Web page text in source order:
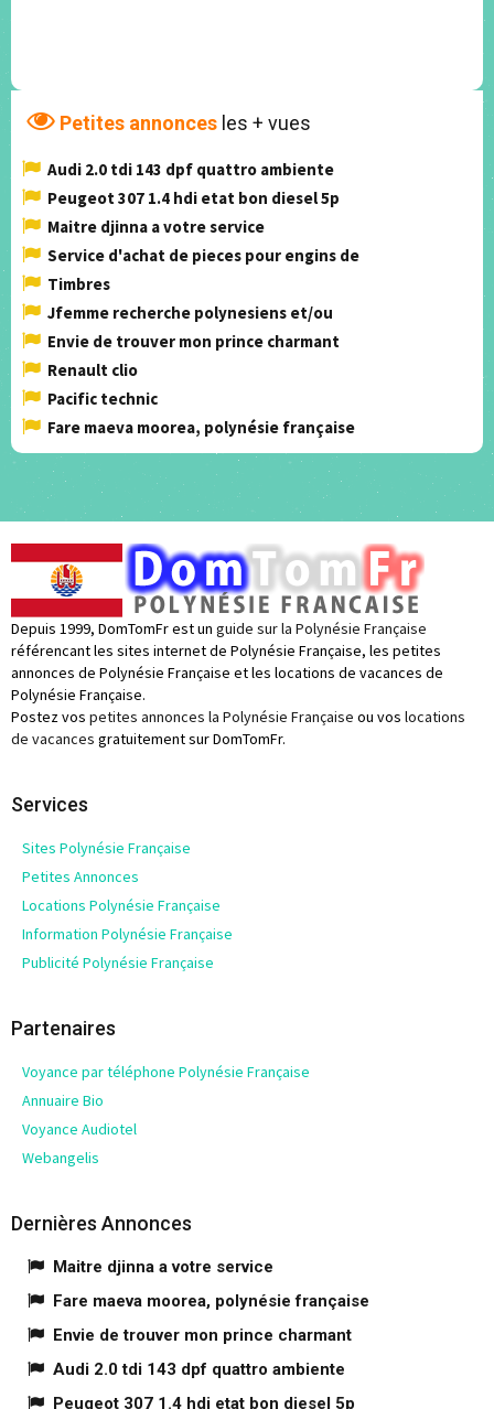
Petites annonces les + vues
Audi 2.0 tdi 143 dpf quattro ambiente
Peugeot 307 1.4 hdi etat bon diesel 5p
Maitre djinna a votre service
Service d'achat de pieces pour engins de
Timbres
Jfemme recherche polynesiens et/ou
Envie de trouver mon prince charmant
Renault clio
Pacific technic
Fare maeva moorea, polynésie française
Depuis 1999, DomTomFr est un guide sur la Polynésie Française
référencant les sites internet de Polynésie Française, les petites
annonces de Polynésie Française et les locations de vacances de
Polynésie Française.
Postez vos petites annonces la Polynésie Française ou vos locations
de vacances gratuitement sur DomTomFr.
Services
Sites Polynésie Française
Petites Annonces
Locations Polynésie Française
Information Polynésie Française
Publicité Polynésie Française
Partenaires
Voyance par téléphone Polynésie Française
Annuaire Bio
Voyance Audiotel
Webangelis
Dernières Annonces
Maitre djinna a votre service
Fare maeva moorea, polynésie française
Envie de trouver mon prince charmant
Audi 2.0 tdi 143 dpf quattro ambiente
Peugeot 307 1.4 hdi etat bon diesel 5p